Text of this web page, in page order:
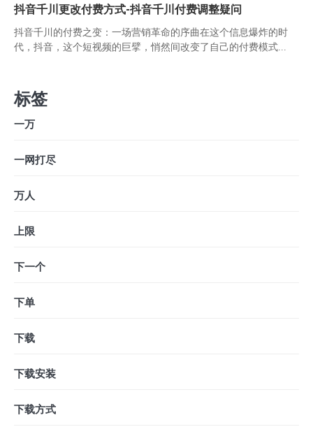
抖音千川更改付费方式-抖音千川付费调整疑问
抖音千川的付费之变：一场营销革命的序曲在这个信息爆炸的时
代，抖音，这个短视频的巨擘，悄然间改变了自己的付费模式...
标签
一万
一网打尽
万人
上限
下一个
下单
下载
下载安装
下载方式